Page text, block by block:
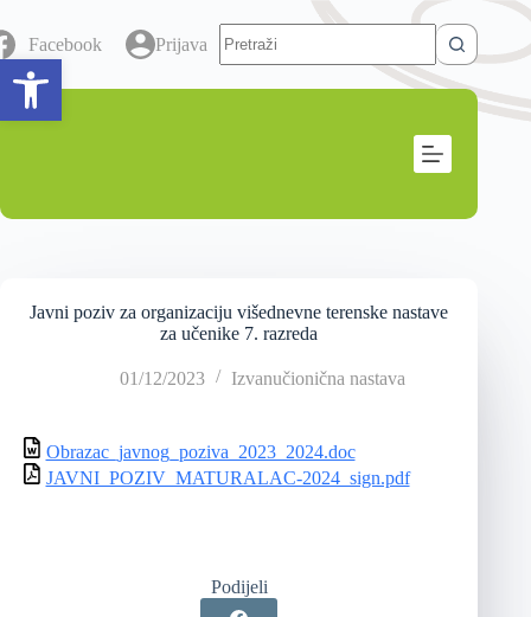
Open toolbar
Facebook Prijava
Javni poziv za organizaciju višednevne terenske nastave
za učenike 7. razreda
01/12/2023 Izvanučionična nastava
Obrazac_javnog_poziva_2023_2024.doc
JAVNI_POZIV_MATURALAC-2024_sign.pdf
Podijeli